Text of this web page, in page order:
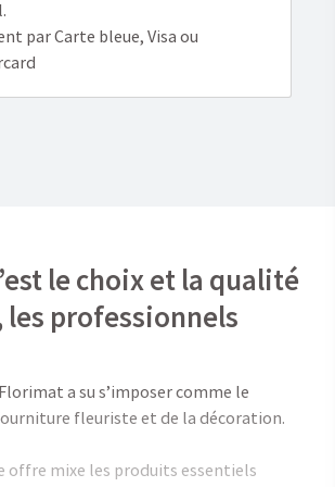
par Carte bleue, Visa ou
le choix et la qualité
les professionnels
a su s’imposer comme le
fleuriste et de la décoration.
offre mixe les produits essentiels